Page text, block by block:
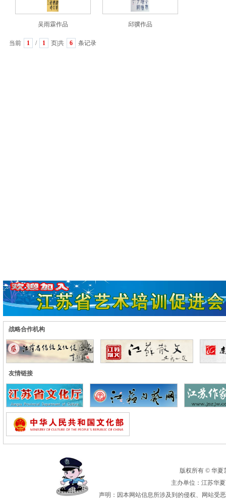
吴雨霖作品 邱骥作品
当前 1 / 1 页|共 6 条记录
战略合作机构
友情链接
版权所有 © 华夏
主办单位：江苏华
声明：因本网站信息所涉及到的侵权、网站受